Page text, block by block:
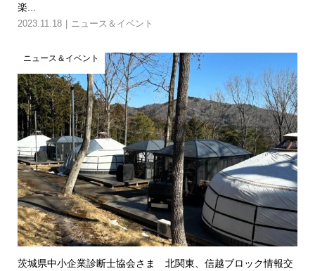
楽...
2023.11.18 ニュース＆イベント
ニュース＆イベント
茨城県中小企業診断士協会さま 北関東、信越ブロック情報交